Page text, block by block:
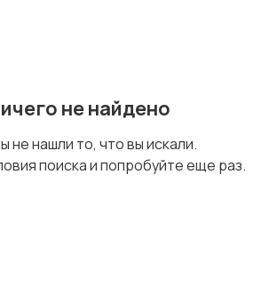
не найдено
не нашли то, что вы искали.
поиска и попробуйте еще раз.